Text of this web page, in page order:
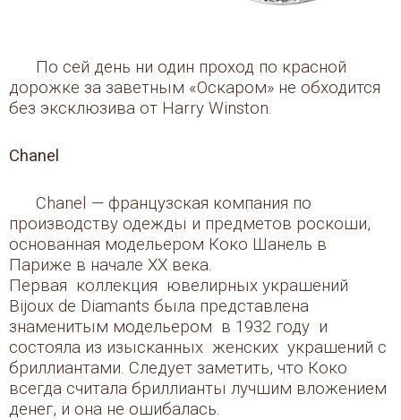
По сей день ни один проход по красной
дорожке за заветным «Оскаром» не обходится
без эксклюзива от Harry Winston.
Chanel
Chanel — французская компания по
производству одежды и предметов роскоши,
основанная модельером Коко Шанель в
Париже в начале XX века.
Первая коллекция ювелирных украшений
Bijoux de Diamants была представлена
знаменитым модельером в 1932 году и
состояла из изысканных женских украшений с
бриллиантами. Следует заметить, что Коко
всегда считала бриллианты лучшим вложением
денег, и она не ошибалась.